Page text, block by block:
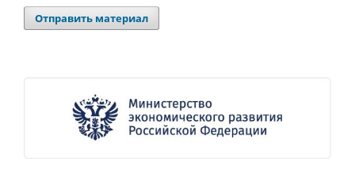
Отправить материал